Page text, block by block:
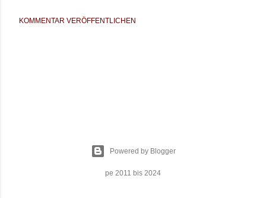
KOMMENTAR VERÖFFENTLICHEN
Powered by Blogger
pe 2011 bis 2024